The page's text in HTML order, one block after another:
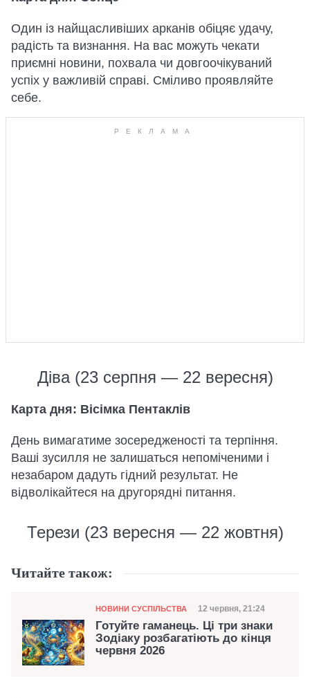
Один із найщасливіших арканів обіцяє удачу,
радість та визнання. На вас можуть чекати
приємні новини, похвала чи довгоочікуваний
успіх у важливій справі. Сміливо проявляйте
себе.
Діва (23 серпня — 22 вересня)
Карта дня: Вісімка Пентаклів
День вимагатиме зосередженості та терпіння.
Ваші зусилля не залишаться непоміченими і
незабаром дадуть гідний результат. Не
відволікайтеся на другорядні питання.
Терези (23 вересня — 22 жовтня)
Читайте також:
Категорія
НОВИНИ СУСПІЛЬСТВА Дата публікації
12 червня, 21:24
Готуйте гаманець. Ці три знаки
Зодіаку розбагатіють до кінця
червня 2026